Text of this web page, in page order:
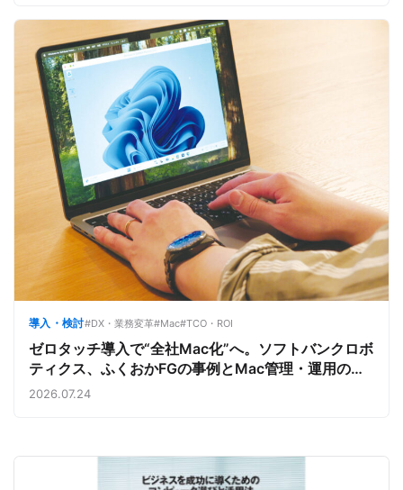
導入・検討#DX・業務変革#Mac#TCO・ROI
ゼロタッチ導入で“全社Mac化”へ。ソフトバンクロボ
ティクス、ふくおかFGの事例とMac管理・運用の強
み【今週のAppleビジネストレンド】
2026.07.24